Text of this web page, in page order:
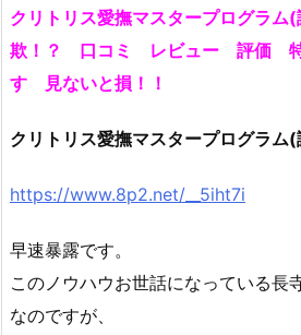
クリトリス愛撫マスタープログラ
欺！？ 口コミ レビュー 評価
す 見ないと損！！
クリトリス愛撫マスタープログラム
https://www.8p2.net/__5iht7i
早速暴露です。
このノウハウお世話になっている長
なのですが、